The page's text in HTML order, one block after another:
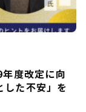
度改定に向
た不安」を